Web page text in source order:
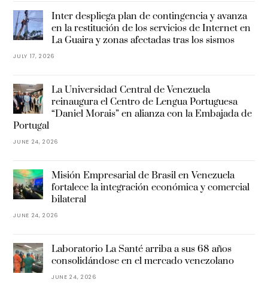
Inter despliega plan de contingencia y avanza
en la restitución de los servicios de Internet en
La Guaira y zonas afectadas tras los sismos
JULY 17, 2026
La Universidad Central de Venezuela
reinaugura el Centro de Lengua Portuguesa
“Daniel Morais” en alianza con la Embajada de
Portugal
JUNE 24, 2026
Misión Empresarial de Brasil en Venezuela
fortalece la integración económica y comercial
bilateral
JUNE 24, 2026
Laboratorio La Santé arriba a sus 68 años
consolidándose en el mercado venezolano
JUNE 24, 2026